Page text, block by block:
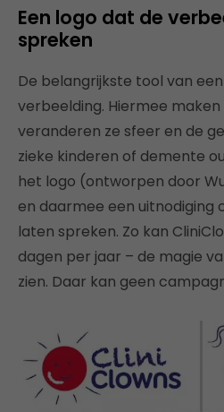
Een logo dat de
spreken
De belangrijkste tool van
verbeelding. Hiermee
veranderen ze sfeer en de
zieke kinderen of demente
het logo (ontworpen door
en daarmee een uitnodiging
laten spreken. Zo kan
dagen per jaar – de magie
zien. Daar kan geen